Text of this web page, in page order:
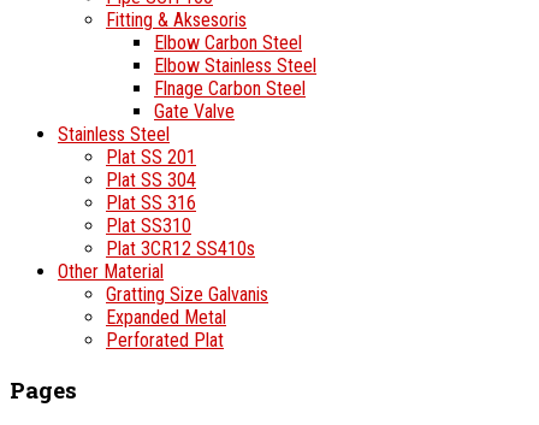
Fitting & Aksesoris
Elbow Carbon Steel
Elbow Stainless Steel
Flnage Carbon Steel
Gate Valve
Stainless Steel
Plat SS 201
Plat SS 304
Plat SS 316
Plat SS310
Plat 3CR12 SS410s
Other Material
Gratting Size Galvanis
Expanded Metal
Perforated Plat
Pages